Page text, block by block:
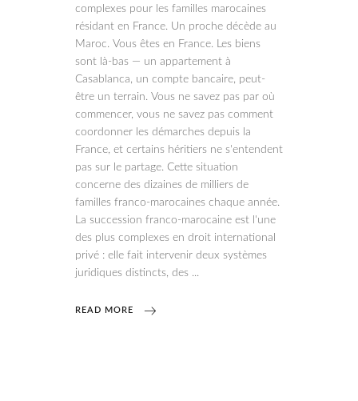
complexes pour les familles marocaines
résidant en France. Un proche décède au
Maroc. Vous êtes en France. Les biens
sont là-bas — un appartement à
Casablanca, un compte bancaire, peut-
être un terrain. Vous ne savez pas par où
commencer, vous ne savez pas comment
coordonner les démarches depuis la
France, et certains héritiers ne s'entendent
pas sur le partage. Cette situation
concerne des dizaines de milliers de
familles franco-marocaines chaque année.
La succession franco-marocaine est l'une
des plus complexes en droit international
privé : elle fait intervenir deux systèmes
juridiques distincts, des
READ MORE